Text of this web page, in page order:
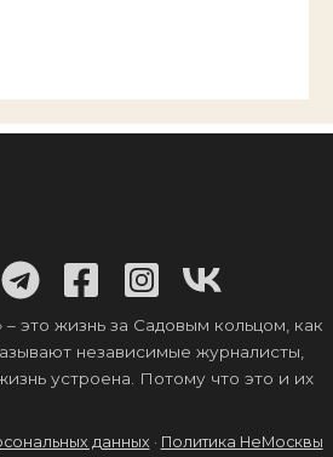
жизнь за Садовым кольцом, как
независимые журналисты,
устроена. Потому что это и их
данных · Политика НеМосквы